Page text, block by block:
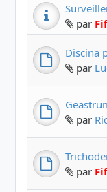
par
Discina
par
par
par